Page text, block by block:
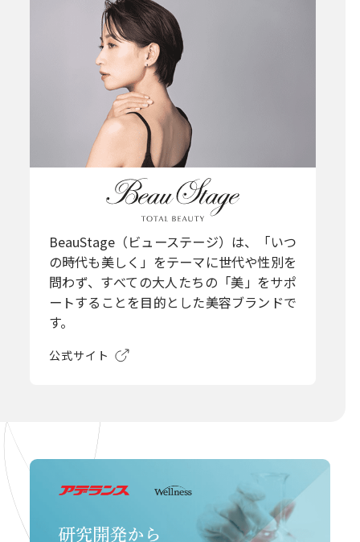
BeauStage（ビューステージ）は、「いつ
の時代も美しく」をテーマに世代や性別を
問わず、すべての大人たちの「美」をサポ
ートすることを目的とした美容ブランドで
す。
公式サイト